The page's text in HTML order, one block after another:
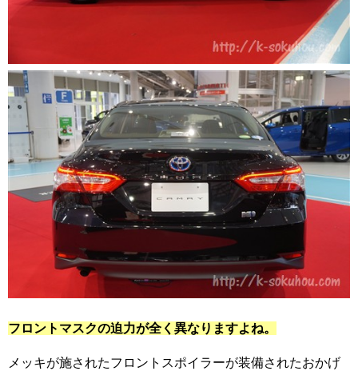
フロントマスクの迫力が全く異なりますよね。
メッキが施されたフロントスポイラーが装備されたおかげ